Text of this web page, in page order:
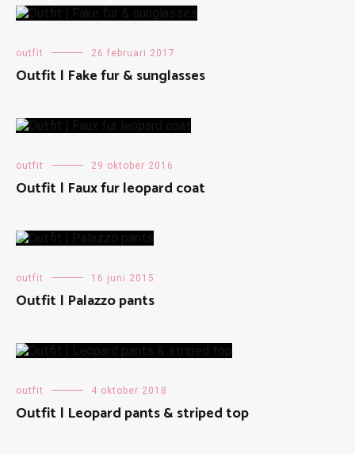
outfit 26 februari 2017
Outfit | Fake fur & sunglasses
outfit 29 oktober 2016
Outfit | Faux fur leopard coat
outfit 16 juni 2015
Outfit | Palazzo pants
outfit 4 oktober 2018
Outfit | Leopard pants & striped top